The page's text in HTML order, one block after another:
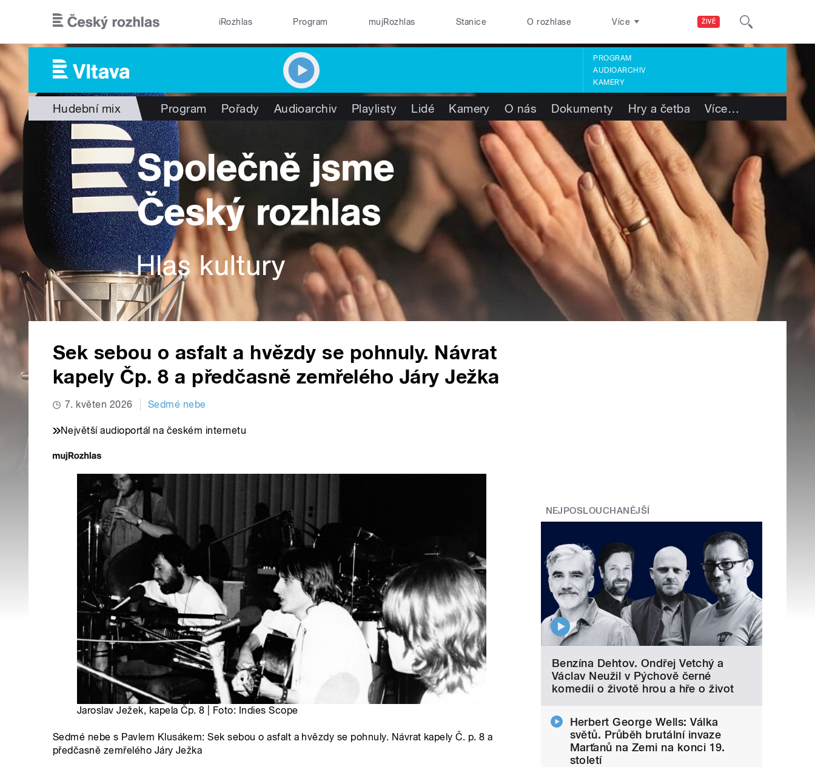
ŽIVĚ
iRozhlas Program mujRozhlas Stanice O rozhlase Více
PROGRAM
AUDIOARCHIV
KAMERY
Hudební mix Program Pořady Audioarchiv Playlisty Lidé Kamery O nás Dokumenty Hry a četba Více…
Sek sebou o asfalt a hvězdy se pohnuly. Návrat
kapely Čp. 8 a předčasně zemřelého Járy Ježka
7. květen 2026 Sedmé nebe
Největší audioportál na českém internetu
Jaroslav Ježek, kapela Čp. 8 | Foto: Indies Scope
Sedmé nebe s Pavlem Klusákem: Sek sebou o asfalt a hvězdy se pohnuly. Návrat kapely Č. p. 8 a
předčasně zemřelého Járy Ježka
NEJPOSLOUCHANĚJŠÍ
Benzína Dehtov. Ondřej Vetchý a
Václav Neužil v Pýchově černé
komedii o životě hrou a hře o život
Herbert George Wells: Válka
světů. Průběh brutální invaze
Marťanů na Zemi na konci 19.
století